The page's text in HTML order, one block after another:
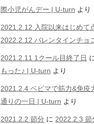
際小児がんデー | U-turn より
2021.2.12 入院以来はじめて
2022.2.12 バレンタインチョ
2021.2.11 1クール目終了日
もった♪ | U-turn より
2021.2.4 ベビマで筋力&免疫
通りの一日 | U-turn より
2021.2.2 節分 に 2022.2.3 節